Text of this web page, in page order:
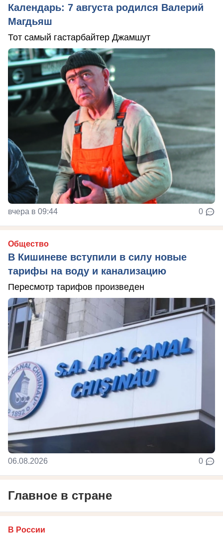
Календарь: 7 августа родился Валерий
Магдьяш
Тот самый гастарбайтер Джамшут
вчера в 09:44 0
Общество
В Кишиневе вступили в силу новые
тарифы на воду и канализацию
Пересмотр тарифов произведен
06.08.2026 0
Главное в стране
В России